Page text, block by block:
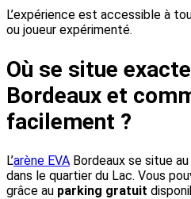
L’expérience est accessible à
ou joueur expérimenté.
Où se situe
Bordeaux et
facilement ?
L’arène EVA Bordeaux se situe au
dans le quartier du Lac. Vous
grâce au parking gratuit